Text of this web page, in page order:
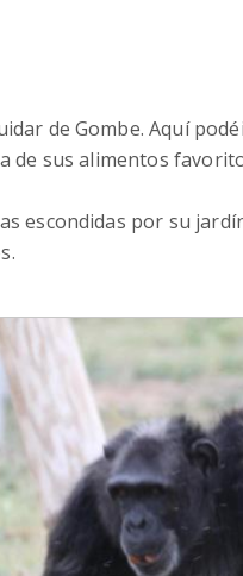
de Gombe. Aquí
de sus alimentos
escondidas por su